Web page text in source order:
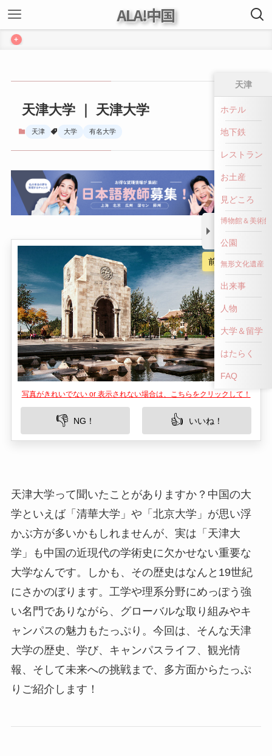
ALA!中国
+
天津大学 ｜ 天津大学
天津 大学 有名大学
前へ戻る
写真がきれいでない or 表示されない場合は、こちらをクリックして！
👎 NG！ 👍 いいね！
天津大学って聞いたことがありますか？中国の大
学といえば「清華大学」や「北京大学」が思い浮
かぶ方が多いかもしれませんが、実は「天津大
学」も中国の近現代の学術史に欠かせない重要な
大学なんです。しかも、その歴史はなんと19世紀
にさかのぼります。工学や理系分野にめっぽう強
い名門でありながら、グローバルな取り組みやキ
ャンパスの魅力もたっぷり。今回は、そんな天津
大学の歴史、学び、キャンパスライフ、観光情
報、そして未来への挑戦まで、多方面からたっぷ
りご紹介します！
天津
ホテル
地下鉄
レストラン
お土産
見どころ
博物館＆美術館
公園
無形文化遺産
出来事
人物
大学＆留学
はたらく
FAQ